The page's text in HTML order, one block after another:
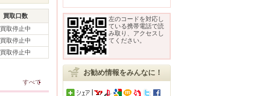
買取口数
買取停止中
買取停止中
買取停止中
すべて
左のコードを対応し
ている携帯電話で読
み取り、アクセスし
てください。
お勧め情報をみんなに！